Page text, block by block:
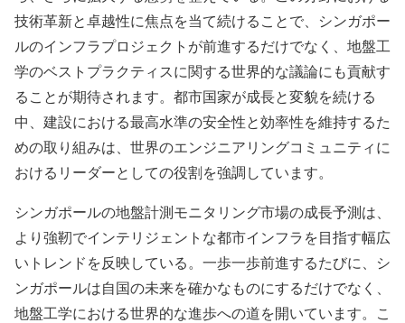
技術革新と卓越性に焦点を当て続けることで、シンガポー
ルのインフラプロジェクトが前進するだけでなく、地盤工
学のベストプラクティスに関する世界的な議論にも貢献す
ることが期待されます。都市国家が成長と変貌を続ける
中、建設における最高水準の安全性と効率性を維持するた
めの取り組みは、世界のエンジニアリングコミュニティに
おけるリーダーとしての役割を強調しています。
シンガポールの地盤計測モニタリング市場の成長予測は、
より強靭でインテリジェントな都市インフラを目指す幅広
いトレンドを反映している。一歩一歩前進するたびに、シ
ンガポールは自国の未来を確かなものにするだけでなく、
地盤工学における世界的な進歩への道を開いています。こ